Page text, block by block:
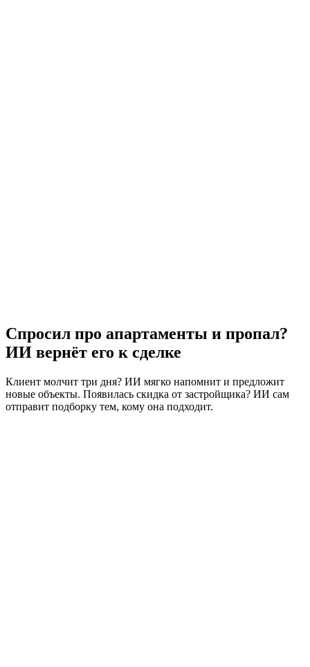
Спросил про апартаменты и пропал?
ИИ вернёт его к сделке
Клиент молчит три дня? ИИ мягко напомнит и предложит
новые объекты. Появилась скидка от застройщика? ИИ сам
отправит подборку тем, кому она подходит.